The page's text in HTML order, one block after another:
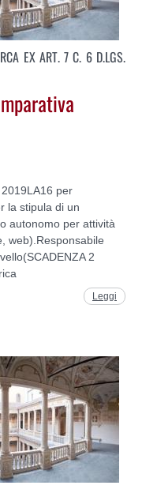
EX ART. 7 C. 6 D.LGS.
per
la stipula di un
autonomo per attività
web).Responsabile
2
Leggi